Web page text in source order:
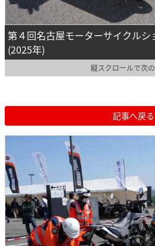
第４回名古屋モーターサイクルシ
(2025年)
縦スクロールで次
記事へ戻る